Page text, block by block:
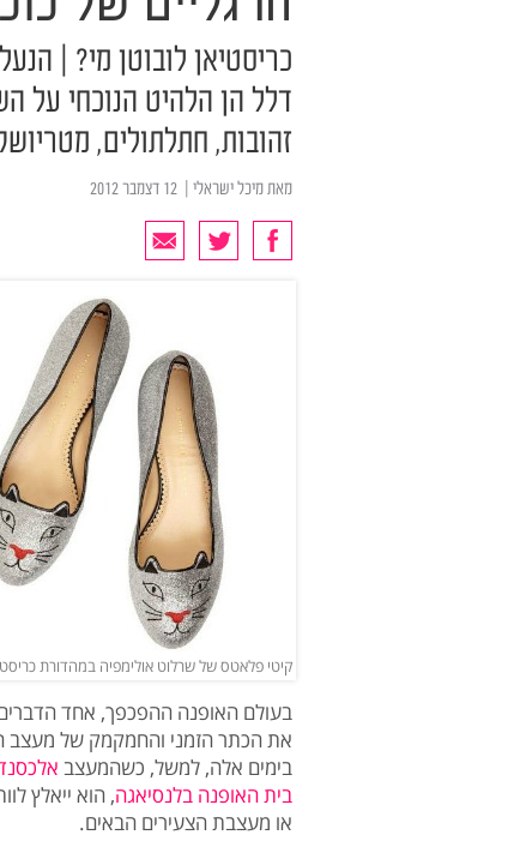
כריסטיאן לובוטן מי? |
דלל הן הלהיט הנוכחי על
זהובות, חתלתולים,
מאתמיכל ישראלי
קיטי פלאטס של שרלוט אולימפיה במהדורת
בעולם האופנה ההפכפך, אחד
את הכתר הזמני והחמקמק של מעצב
בימים אלה, למשל, כשהמעצב
בית האופנה בלנסיאגה, הוא ייאלץ
או מעצבת הצעירים הבאים.